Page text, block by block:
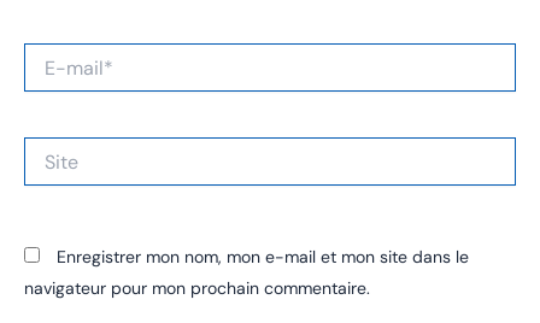
mail*
Enregistrer mon nom, mon e-mail et mon site dans le
navigateur pour mon prochain commentaire.